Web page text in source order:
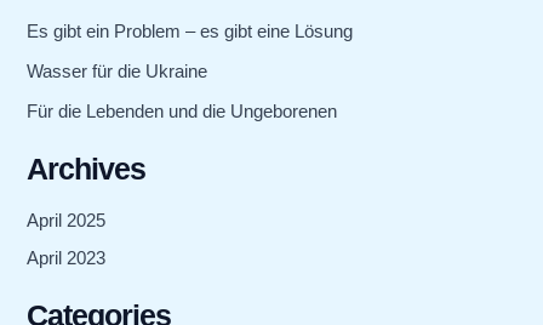
Es gibt ein Problem – es gibt eine Lösung
Wasser für die Ukraine
Für die Lebenden und die Ungeborenen
Archives
April 2025
April 2023
Categories